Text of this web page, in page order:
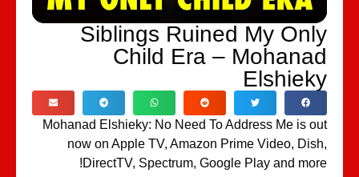
Siblings Ruined My
Child Era –
Mohanad Elshieky: No Need To Address Me is
now on Apple TV, Amazon Prime Video,
DirectTV, Spectrum, Google Play and